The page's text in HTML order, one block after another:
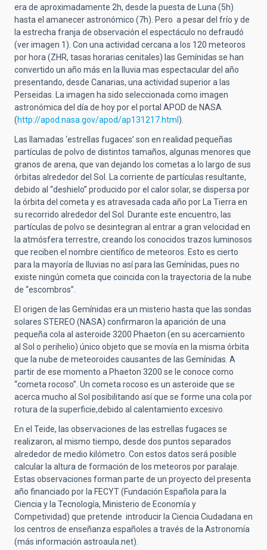
era de aproximadamente 2h, desde la puesta de Luna (5h)
hasta el amanecer astronómico (7h). Pero a pesar del frío y de
la estrecha franja de observación el espectáculo no defraudó
(ver imagen 1). Con una actividad cercana a los 120 meteoros
por hora (ZHR, tasas horarias cenitales) las Gemínidas se han
convertido un año más en la lluvia mas espectacular del año
presentando, desde Canarias, una actividad superior a las
Perseidas. La imagen ha sido seleccionada como imagen
astronómica del día de hoy por el portal APOD de NASA
(http://apod.nasa.gov/apod/ap131217.html ).
Las llamadas ‘estrellas fugaces’ son en realidad pequeñas
partículas de polvo de distintos tamaños, algunas menores que
granos de arena, que van dejando los cometas a lo largo de sus
órbitas alrededor del Sol. La corriente de partículas resultante,
debido al “deshielo” producido por el calor solar, se dispersa por
la órbita del cometa y es atravesada cada año por La Tierra en
su recorrido alrededor del Sol. Durante este encuentro, las
partículas de polvo se desintegran al entrar a gran velocidad en
la atmósfera terrestre, creando los conocidos trazos luminosos
que reciben el nombre científico de meteoros. Esto es cierto
para la mayoría de lluvias no así para las Gemínidas, pues no
existe ningún cometa que coincida con la trayectoria de la nube
de “escombros”.
El origen de las Gemínidas era un misterio hasta que las sondas
solares STEREO (NASA) confirmaron la aparición de una
pequeña cola al asteroide 3200 Phaeton (en su acercamiento
al Sol o perihelio) único objeto que se movía en la misma órbita
que la nube de meteoroides causantes de las Gemínidas. A
partir de ese momento a Phaeton 3200 se le conoce como
“cometa rocoso”. Un cometa rocoso es un asteroide que se
acerca mucho al Sol posibilitando así que se forme una cola por
rotura de la superficie,debido al calentamiento excesivo.
En el Teide, las observaciones de las estrellas fugaces se
realizaron, al mismo tiempo, desde dos puntos separados
alrededor de medio kilómetro. Con estos datos será posible
calcular la altura de formación de los meteoros por paralaje.
Estas observaciones forman parte de un proyecto del presenta
año financiado por la FECYT (Fundación Española para la
Ciencia y la Tecnología, Ministerio de Economía y
Competividad) que pretende introducir la Ciencia Ciudadana en
los centros de enseñanza españoles a través de la Astronomía
(más información astroaula.net).